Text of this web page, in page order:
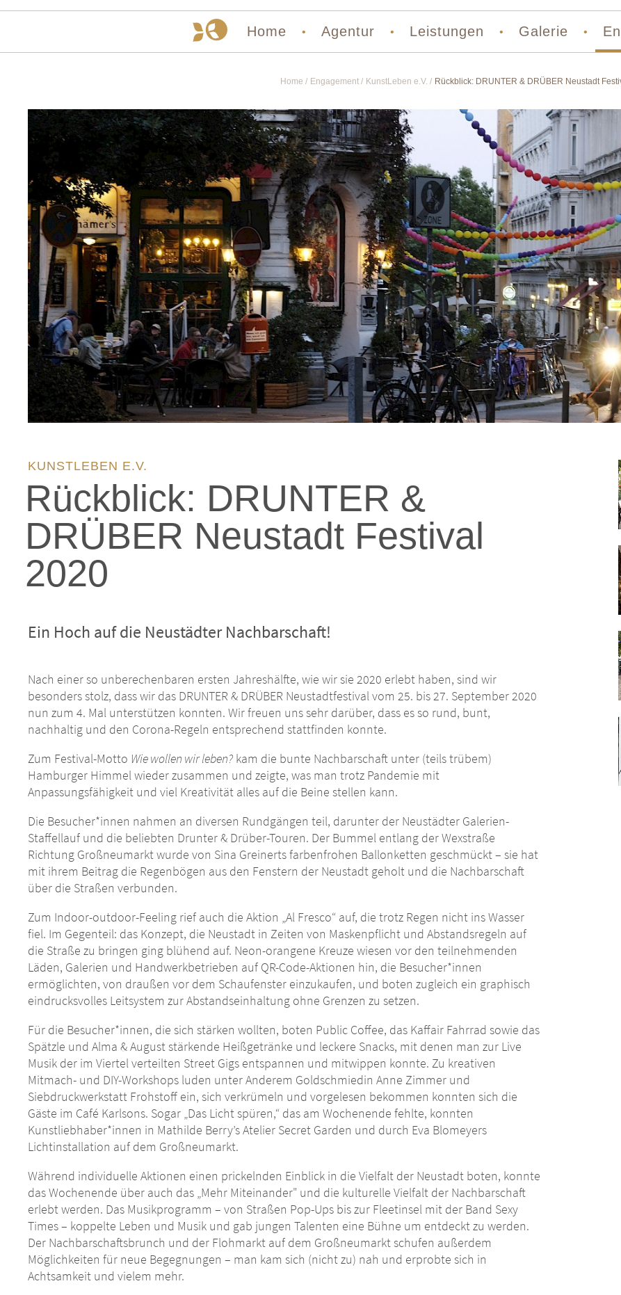
Home • Agentur • Leistungen • Galerie •
Home Engagement KunstLeben e.V. Rückblick: DRUNTER & DRÜBER Neustadt
KUNSTLEBEN E.V.
Rückblick: DRUNTER &
DRÜBER Neustadt Festival
2020
Ein Hoch auf die Neustädter Nachbarschaft!
Nach einer so unberechenbaren ersten Jahreshälfte, wie wir sie 2020 erlebt haben, sind wir
besonders stolz, dass wir das DRUNTER & DRÜBER Neustadtfestival vom 25. bis 27. September 2020
nun zum 4. Mal unterstützen konnten. Wir freuen uns sehr darüber, dass es so rund, bunt,
nachhaltig und den Corona-Regeln entsprechend stattfinden konnte.
Zum Festival-Motto Wie wollen wir leben? kam die bunte Nachbarschaft unter (teils trübem)
Hamburger Himmel wieder zusammen und zeigte, was man trotz Pandemie mit
Anpassungsfähigkeit und viel Kreativität alles auf die Beine stellen kann.
Die Besucher*innen nahmen an diversen Rundgängen teil, darunter der Neustädter Galerien-
Staffellauf und die beliebten Drunter & Drüber-Touren. Der Bummel entlang der Wexstraße
Richtung Großneumarkt wurde von Sina Greinerts farbenfrohen Ballonketten geschmückt – sie hat
mit ihrem Beitrag die Regenbögen aus den Fenstern der Neustadt geholt und die Nachbarschaft
über die Straßen verbunden.
Zum Indoor-outdoor-Feeling rief auch die Aktion „Al Fresco“ auf, die trotz Regen nicht ins Wasser
fiel. Im Gegenteil: das Konzept, die Neustadt in Zeiten von Maskenpflicht und Abstandsregeln auf
die Straße zu bringen ging blühend auf. Neon-orangene Kreuze wiesen vor den teilnehmenden
Läden, Galerien und Handwerkbetrieben auf QR-Code-Aktionen hin, die Besucher*innen
ermöglichten, von draußen vor dem Schaufenster einzukaufen, und boten zugleich ein graphisch
eindrucksvolles Leitsystem zur Abstandseinhaltung ohne Grenzen zu setzen.
Für die Besucher*innen, die sich stärken wollten, boten Public Coffee, das Kaffair Fahrrad sowie das
Spätzle und Alma & August stärkende Heißgetränke und leckere Snacks, mit denen man zur Live
Musik der im Viertel verteilten Street Gigs entspannen und mitwippen konnte. Zu kreativen
Mitmach- und DIY-Workshops luden unter Anderem Goldschmiedin Anne Zimmer und
Siebdruckwerkstatt Frohstoff ein, sich verkrümeln und vorgelesen bekommen konnten sich die
Gäste im Café Karlsons. Sogar „Das Licht spüren,“ das am Wochenende fehlte, konnten
Kunstliebhaber*innen in Mathilde Berry’s Atelier Secret Garden und durch Eva Blomeyers
Lichtinstallation auf dem Großneumarkt.
Während individuelle Aktionen einen prickelnden Einblick in die Vielfalt der Neustadt boten, konnte
das Wochenende über auch das „Mehr Miteinander" und die kulturelle Vielfalt der Nachbarschaft
erlebt werden. Das Musikprogramm – von Straßen Pop-Ups bis zur Fleetinsel mit der Band Sexy
Times – koppelte Leben und Musik und gab jungen Talenten eine Bühne um entdeckt zu werden.
Der Nachbarschaftsbrunch und der Flohmarkt auf dem Großneumarkt schufen außerdem
Möglichkeiten für neue Begegnungen – man kam sich (nicht zu) nah und erprobte sich in
Achtsamkeit und vielem mehr.